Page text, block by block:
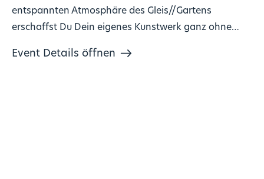
entspannten Atmosphäre des Gleis//Gartens
erschaffst Du Dein eigenes Kunstwerk ganz ohne
Event Details öffnen